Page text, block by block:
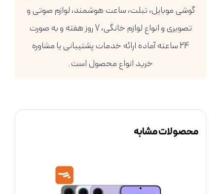
گوشی موبایل، تبلت، ساعت هوشمند، لوازم صوتی و
تصویری و انواع لوازم خانگی، 7 روز هفته و به صورت
24 ساعته آماده ارائه خدمات پشتیبانی یا مشاوره
خرید انواع محصول است.
محصولات مشابه